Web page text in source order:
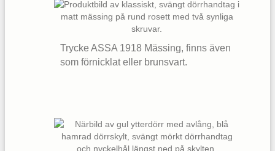
Trycke ASSA 1918 Mässing, finns även
som förnicklat eller brunsvart.